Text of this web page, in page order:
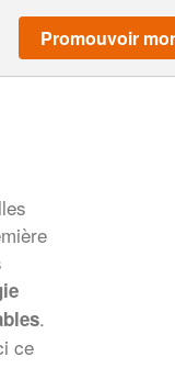
Promouvoir
.
ce